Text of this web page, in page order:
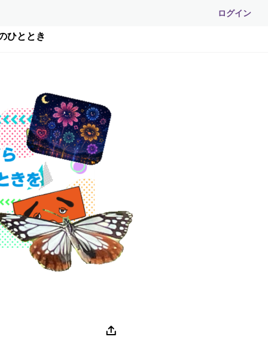
ログイン
ひととき